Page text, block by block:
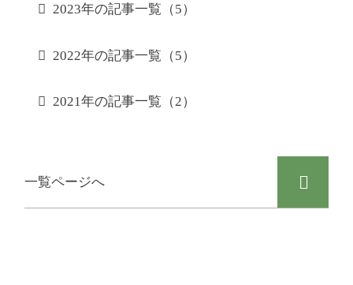
2023年の記事一覧（5）
2022年の記事一覧（5）
2021年の記事一覧（2）
一覧ページへ